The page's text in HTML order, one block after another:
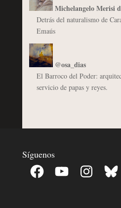
Michelangelo Merisi
Detrás del naturalismo de
Emaús
@osa_dias
El Barroco del Poder:
servicio de papas y reyes.
Síguenos
Facebook YouTube InstagramBluesky